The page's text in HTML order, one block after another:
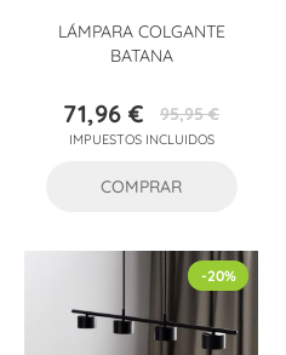
LÁMPARA COLGANTE
BATANA
Precio
71,96 €Precio
base
95,95 €
IMPUESTOS INCLUIDOS
COMPRAR
-20%